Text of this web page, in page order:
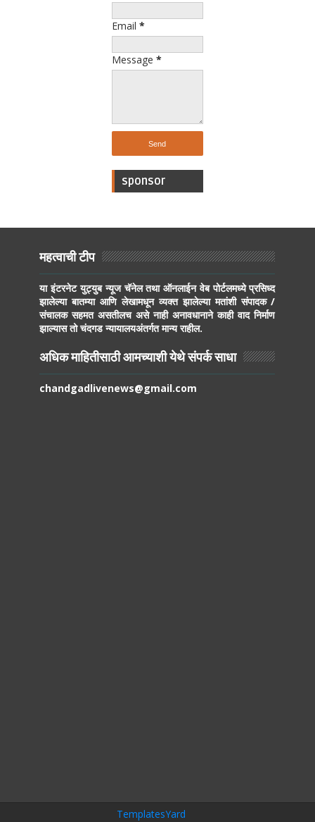
Email *
Message *
sponsor
महत्वाची टीप
या इंटरनेट युट्युब न्यूज चॅनेल तथा ऑनलाईन वेब पोर्टलमध्ये प्रसिध्द
झालेल्या बातम्या आणि लेखामधून व्यक्त झालेल्या मतांशी संपादक /
संचालक सहमत असतीलच असे नाही अनावधानाने काही वाद निर्माण
झाल्यास तो चंदगड न्यायालयअंतर्गत मान्य राहील.
अधिक माहितीसाठी आमच्याशी येथे संपर्क साधा
chandgadlivenews@gmail.com